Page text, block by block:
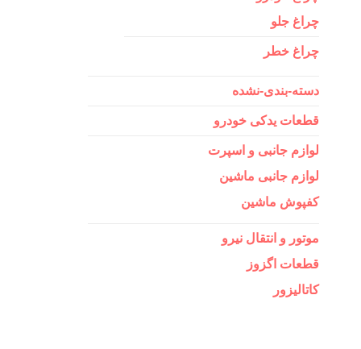
چراغ جلو
چراغ خطر
دسته-بندی-نشده
قطعات یدکی خودرو
لوازم جانبی و اسپرت
لوازم جانبی ماشین
کفپوش ماشین
موتور و انتقال نیرو
قطعات اگزوز
کاتالیزور